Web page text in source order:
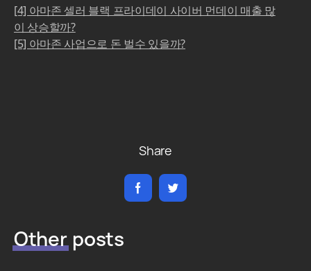
[4] 아마존 셀러 블랙 프라이데이 사이버 먼데이 매출 많
이 상승할까?
[5] 아마존 사업으로 돈 벌수 있을까?
Share
Otherposts